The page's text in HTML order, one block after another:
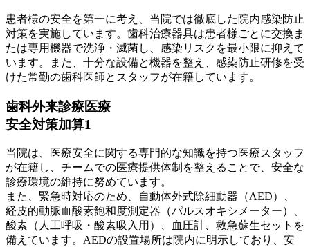
患者様の安全を第一に考え、当院では徹底した院内感染防止
対策を実施しています。歯科治療器具は患者様ごとに交換ま
たは専用機器で洗浄・滅菌し、感染リスクを最小限に抑えて
います。また、十分な設備と機器を整え、感染防止研修を受
けた常勤の歯科医師とスタッフが在籍しています。
歯科外来診療医療
安全対策加算1
当院は、医療安全に関する専門的な知識を持つ医療スタッフ
が在籍し、チームでの医療提供体制を整えることで、安全な
診療環境の維持に努めています。
また、緊急時対応のため、自動体外式除細動器（AED）、
経皮的動脈血酸素飽和度測定器（パルスオキシメーター）、
酸素（人工呼吸・酸素吸入用）、血圧計、救急蘇生セットを
備えています。AEDの設置場所は院内に明示しており、安